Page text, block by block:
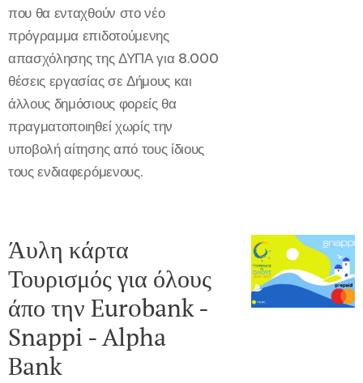
που θα ενταχθούν στο νέο
πρόγραμμα επιδοτούμενης
απασχόλησης της ΔΥΠΑ για 8.000
θέσεις εργασίας σε Δήμους και
άλλους δημόσιους φορείς θα
πραγματοποιηθεί χωρίς την
υποβολή αίτησης από τους ίδιους
τους ενδιαφερόμενους.
Άυλη κάρτα
Τουρισμός για όλους
άπο την Eurobank -
Snappi - Alpha
Bank